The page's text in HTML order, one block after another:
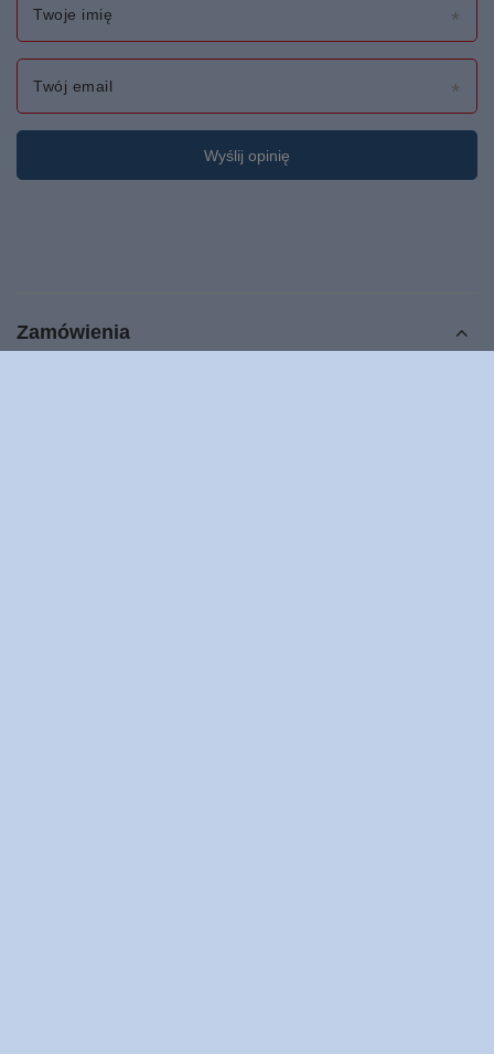
Twoje imię
Twój email
Wyślij opinię
Zamówienia